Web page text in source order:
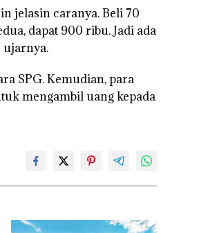
jelasin caranya. Beli 70
dapat 900 ribu. Jadi ada
ujarnya.
SPG. Kemudian, para
mengambil uang kepada